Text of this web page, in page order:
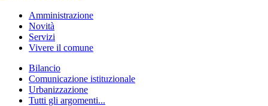
Amministrazione
Novità
Servizi
Vivere il comune
Bilancio
Comunicazione istituzionale
Urbanizzazione
Tutti gli argomenti...